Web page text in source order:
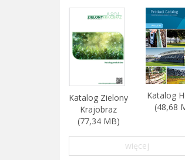
Katalog Zielony
Krajobraz
(77,34 MB)
Katalog
(48,68
więcej